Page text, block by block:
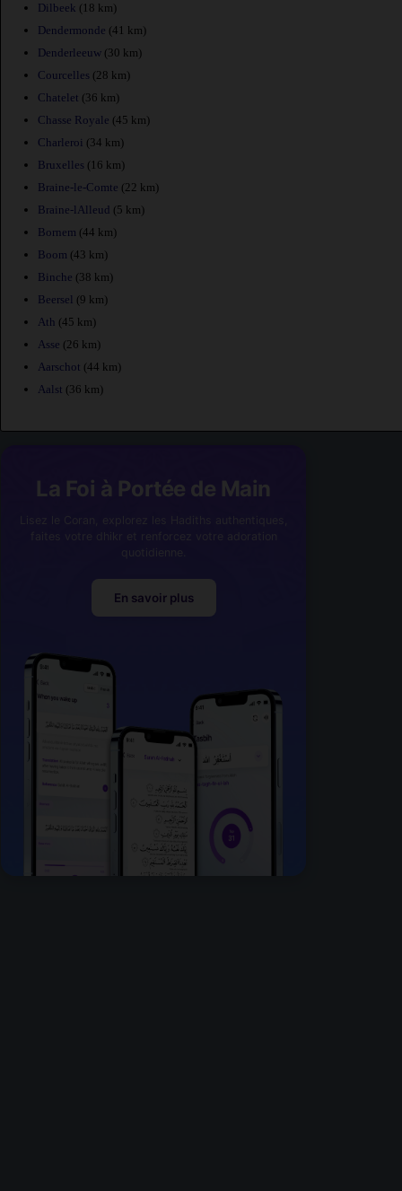
Dilbeek (18 km)
Dendermonde (41 km)
Denderleeuw (30 km)
Courcelles (28 km)
Chatelet (36 km)
Chasse Royale (45 km)
Charleroi (34 km)
Bruxelles (16 km)
Braine-le-Comte (22 km)
Braine-lAlleud (5 km)
Bornem (44 km)
Boom (43 km)
Binche (38 km)
Beersel (9 km)
Ath (45 km)
Asse (26 km)
Aarschot (44 km)
Aalst (36 km)
La Foi à Portée de Main
En savoir plus